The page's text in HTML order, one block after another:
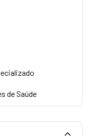
de Saúde